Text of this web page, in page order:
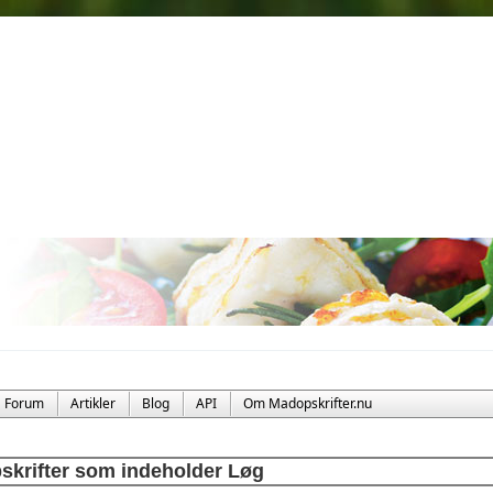
Forum Artikler Blog API Om Madopskrifter.nu
som indeholder Løg